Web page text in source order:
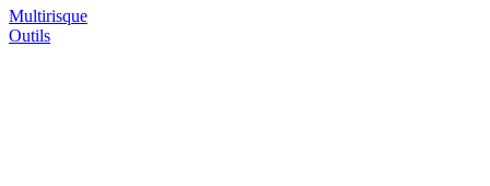
Multirisque
Outils